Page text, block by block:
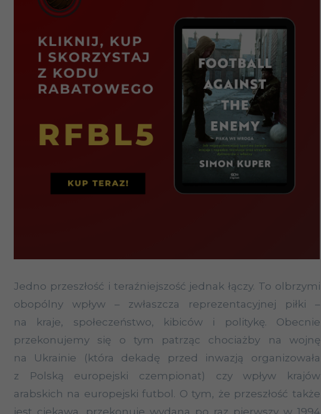
Jedno przeszłość i teraźniejszość jednak łączy. To olbrzymi
obopólny wpływ – zwłaszcza reprezentacyjnej piłki –
na kraje, społeczeństwo, kibiców i politykę. Obecnie
przekonujemy się o tym patrząc chociażby na wojnę
na Ukrainie (która dekadę przed inwazją organizowała
z Polską europejski czempionat) czy wpływ krajów
arabskich na europejski futbol. O tym, że przeszłość także
jest ciekawa, przekonuje wydana po raz pierwszy w 1994